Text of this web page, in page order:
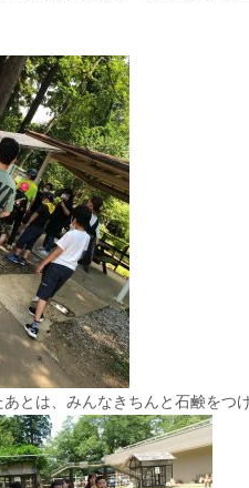
とは、みんなきちんと石鹸をつ